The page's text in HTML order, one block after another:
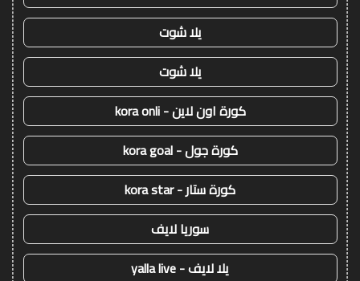
يلا شوت
يلا شوت
كورة اون لاين - kora onli
كورة جول - kora goal
كورة ستار - kora star
سوريا لايف
يلا لايف - yalla live